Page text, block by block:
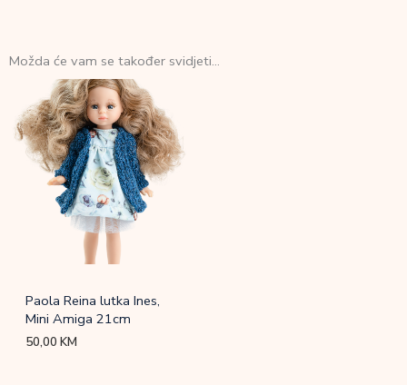
Možda će vam se također svidjeti…
Paola Reina lutka Ines,
Mini Amiga 21cm
50,00KM